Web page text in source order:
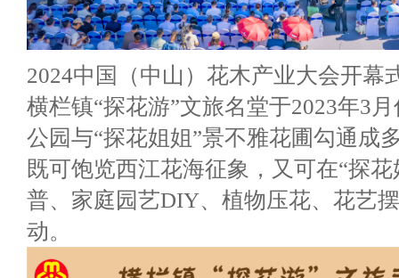
2024中国（中山）花木产业大会开幕
横栏镇“探花游”文旅名堂于2023年3
公园与“探花姐姐”景不雅花圃勾通成
既可饱览西江花海征象，又可在“探
普、家庭园艺DIY、植物压花、花艺
动。